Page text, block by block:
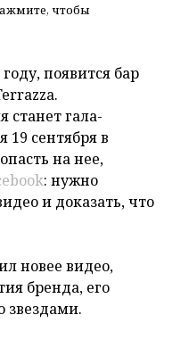
чтобы
появится бар
гала-
19 сентября в
на нее,
: нужно
и доказать, что
новее видео,
бренда, его
звездами.